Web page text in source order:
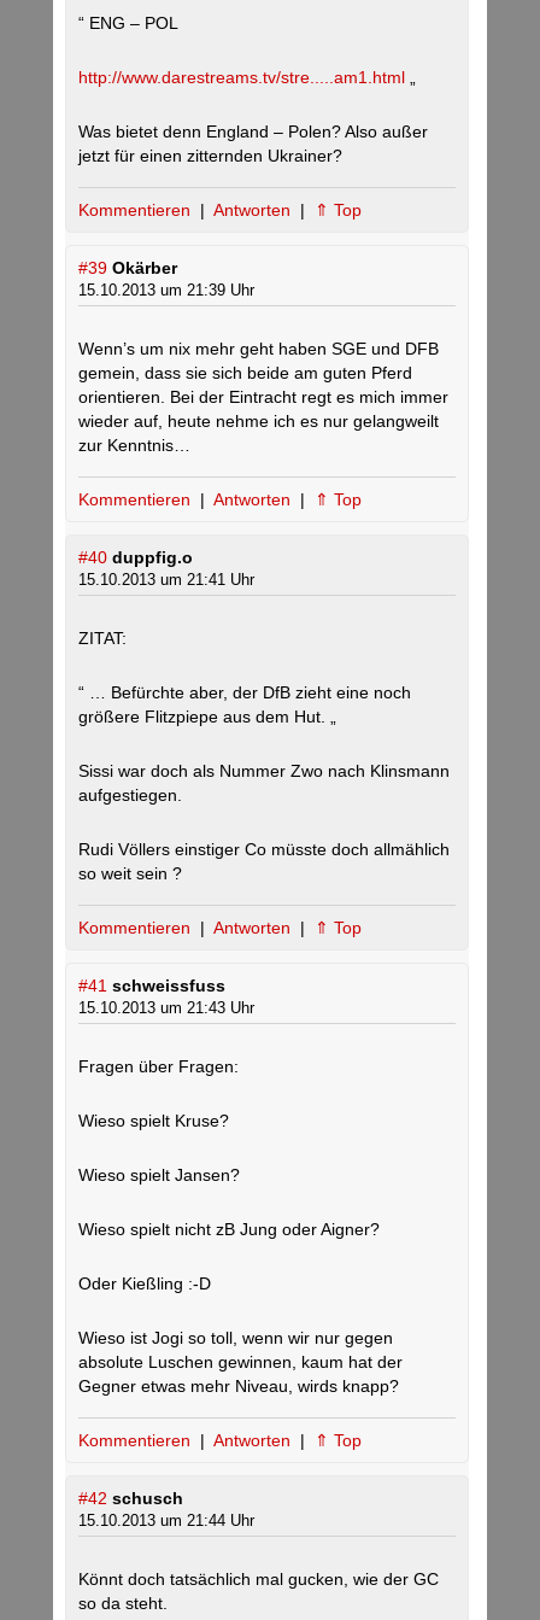
“ ENG – POL
http://www.darestreams.tv/stre.....am1.html
Was bietet denn England – Polen? Also außer
jetzt für einen zitternden Ukrainer?
Kommentieren | Antworten | ⇑ Top
#39 Okärber
15.10.2013 um 21:39 Uhr
Wenn’s um nix mehr geht haben SGE und DFB
gemein, dass sie sich beide am guten Pferd
orientieren. Bei der Eintracht regt es mich immer
wieder auf, heute nehme ich es nur gelangweilt
zur Kenntnis…
Kommentieren | Antworten | ⇑ Top
#40 duppfig.o
15.10.2013 um 21:41 Uhr
ZITAT:
“ … Befürchte aber, der DfB zieht eine noch
größere Flitzpiepe aus dem Hut. „
Sissi war doch als Nummer Zwo nach Klinsmann
aufgestiegen.
Rudi Völlers einstiger Co müsste doch allmählich
so weit sein ?
Kommentieren | Antworten | ⇑ Top
#41 schweissfuss
15.10.2013 um 21:43 Uhr
Fragen über Fragen:
Wieso spielt Kruse?
Wieso spielt Jansen?
Wieso spielt nicht zB Jung oder Aigner?
Oder Kießling :-D
Wieso ist Jogi so toll, wenn wir nur gegen
absolute Luschen gewinnen, kaum hat der
Gegner etwas mehr Niveau, wirds knapp?
Kommentieren | Antworten | ⇑ Top
#42 schusch
15.10.2013 um 21:44 Uhr
Könnt doch tatsächlich mal gucken, wie der GC
so da steht.